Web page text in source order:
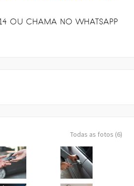
OU CHAMA NO WHATSAPP
Todas as fotos (6)